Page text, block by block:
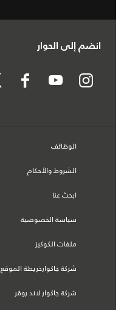
انضم إلى الحوار
الوظائف
الشروط والأحكام
ابحث عنا
سياسة الخصوصية
ملفات الكوكيز
شركة جاكوارخريطة الموقع
شركة جاكوار لاند روڤر